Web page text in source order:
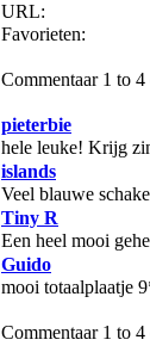
URL:
Favorieten:
Commentaar 1 to
pieterbie
hele leuke! Krijg
islands
Veel blauwe
Tiny R
Een heel mooi
Guido
mooi totaalplaatje
Commentaar 1 to